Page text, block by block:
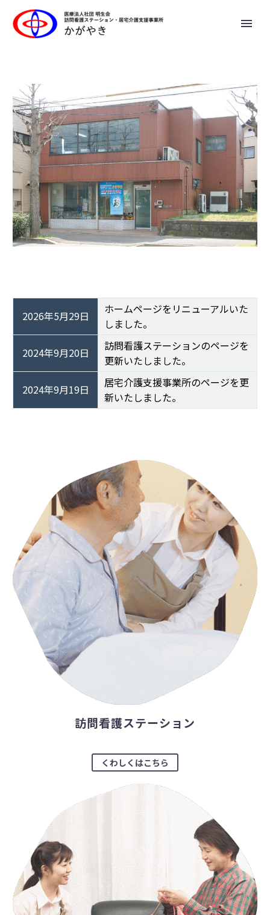
2026年5月29日
ホームページをリニューアルいた
しました。
2024年9月20日
訪問看護ステーションのページを
更新いたしました。
2024年9月19日
居宅介護支援事業所のページを更
新いたしました。
訪問看護ステーション
くわしくはこちら